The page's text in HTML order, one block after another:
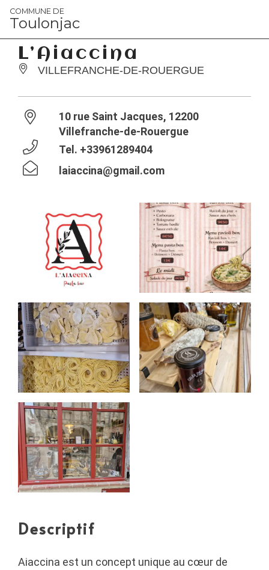
Panneau de gestion des cookies
COMMUNE DE
Toulonjac
L’Aiaccina
VILLEFRANCHE-DE-ROUERGUE
10 rue Saint Jacques, 12200
Villefranche-de-Rouergue
Tel. +33961289404
laiaccina@gmail.com
Descriptif
Aiaccina est un concept unique au cœur de